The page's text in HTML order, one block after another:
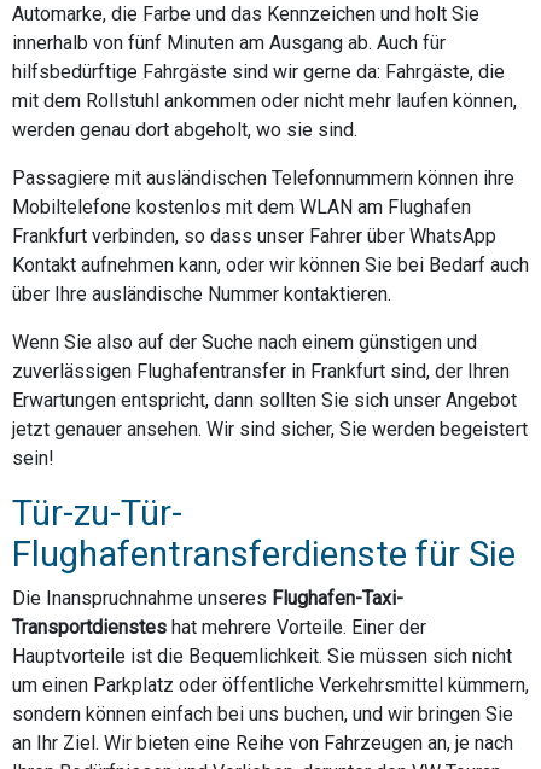
Automarke, die Farbe und das Kennzeichen und holt Sie
innerhalb von fünf Minuten am Ausgang ab. Auch für
hilfsbedürftige Fahrgäste sind wir gerne da: Fahrgäste, die
mit dem Rollstuhl ankommen oder nicht mehr laufen können,
werden genau dort abgeholt, wo sie sind.
Passagiere mit ausländischen Telefonnummern können ihre
Mobiltelefone kostenlos mit dem WLAN am Flughafen
Frankfurt verbinden, so dass unser Fahrer über WhatsApp
Kontakt aufnehmen kann, oder wir können Sie bei Bedarf auch
über Ihre ausländische Nummer kontaktieren.
Wenn Sie also auf der Suche nach einem günstigen und
zuverlässigen Flughafentransfer in Frankfurt sind, der Ihren
Erwartungen entspricht, dann sollten Sie sich unser Angebot
jetzt genauer ansehen. Wir sind sicher, Sie werden begeistert
sein!
Tür-zu-Tür-
Flughafentransferdienste für Sie
Die Inanspruchnahme unseres Flughafen-Taxi-
Transportdienstes hat mehrere Vorteile. Einer der
Hauptvorteile ist die Bequemlichkeit. Sie müssen sich nicht
um einen Parkplatz oder öffentliche Verkehrsmittel kümmern,
sondern können einfach bei uns buchen, und wir bringen Sie
an Ihr Ziel. Wir bieten eine Reihe von Fahrzeugen an, je nach